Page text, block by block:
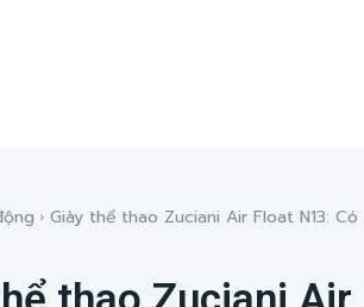
Giày thể thao Zuciani Air Float N13: Có